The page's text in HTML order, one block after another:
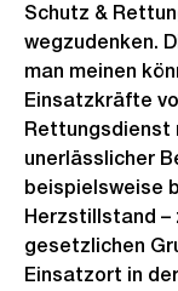
Schutz &
wegzudenken.
man meinen
Einsatzkräfte
Rettungsdienst
unerlässlicher
beispielsweise
Herzstillstand –
gesetzlichen
Einsatzort in